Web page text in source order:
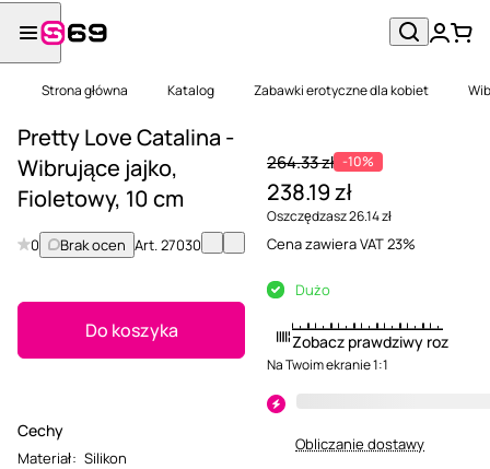
Strona główna Katalog Zabawki erotyczne dla kobiet
Pretty Love Catalina -
Wibrujące jajko,
Fioletowy, 10 cm
0 Brak ocen Art.27030
Do koszyka
Cechy
Materiał: Silikon
264.33 zł -10%
238.19 zł
Oszczędzasz 26.14 zł
Cena zawiera VAT 23%
Dużo
Zobacz prawdziwy rozmiar
Na Twoim ekranie 1:1
Obliczanie dostawy